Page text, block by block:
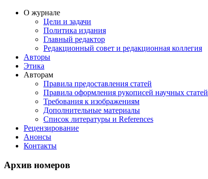
О журнале
Цели и задачи
Политика издания
Главный редактор
Редакционный совет и редакционная коллегия
Авторы
Этика
Авторам
Правила предоставления статей
Правила оформления рукописей научных статей
Требования к изображениям
Дополнительные материалы
Список литературы и References
Рецензирование
Анонсы
Контакты
Архив номеров